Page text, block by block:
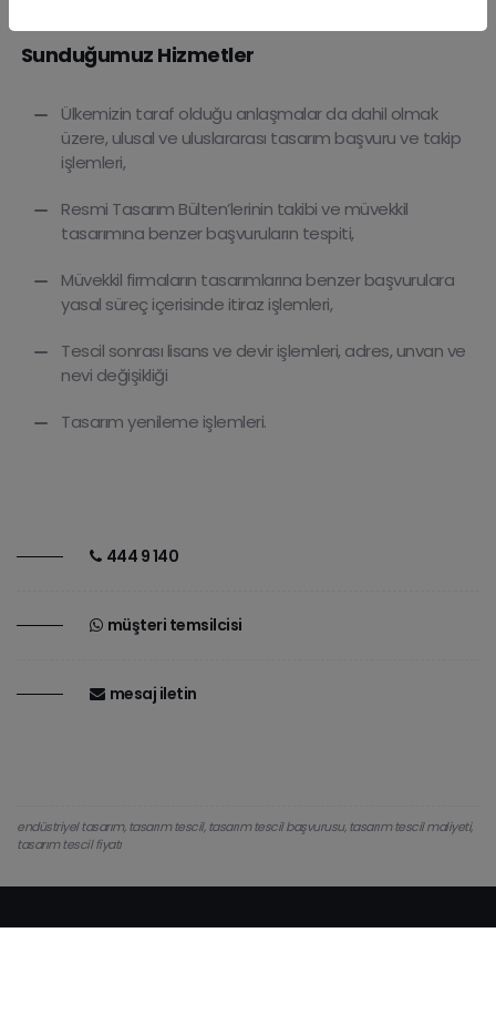
Sunduğumuz Hizmetler
Ülkemizin taraf olduğu anlaşmalar da dahil olmak
üzere, ulusal ve uluslararası tasarım başvuru ve takip
işlemleri,
Resmi Tasarım Bülten’lerinin takibi ve müvekkil
tasarımına benzer başvuruların tespiti,
Müvekkil firmaların tasarımlarına benzer başvurulara
yasal süreç içerisinde itiraz işlemleri,
Tescil sonrası lisans ve devir işlemleri, adres, unvan ve
nevi değişikliği
Tasarım yenileme işlemleri.
444 9 140
müşteri temsilcisi
mesaj i̇letin
endüstriyel tasarım, tasarım tescil, tasarım tescil başvurusu, tasarım tescil maliyeti,
tasarım tescil fiyatı